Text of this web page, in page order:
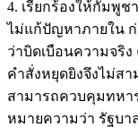
4. เรียกร้องให้กัมพู
ไม่แก้ปัญหาภายใน
ว่าบิดเบือนความจริ
คำสั่งหยุดยิงจึงไม่ส
สามารถควบคุมทหา
หมายความว่า รัฐบ